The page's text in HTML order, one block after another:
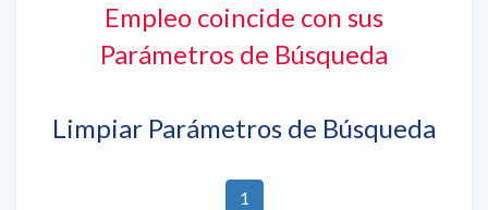
Empleo coincide con sus
Parámetros de Búsqueda
Limpiar Parámetros de Búsqueda
1